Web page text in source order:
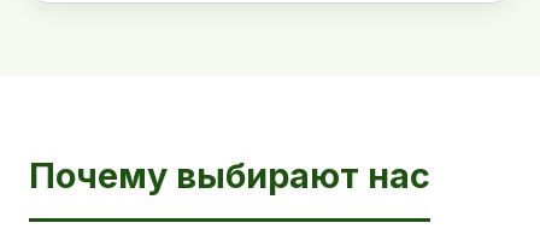
Почему выбирают нас